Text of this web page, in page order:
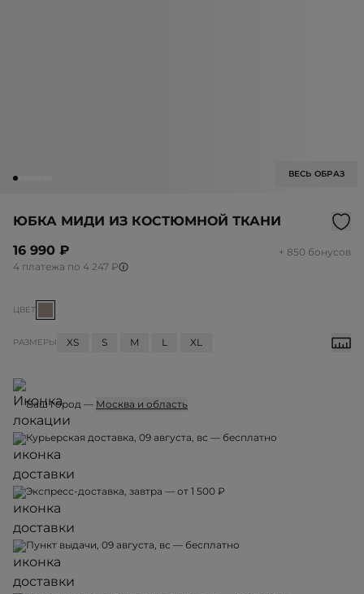
ВЕСЬ ОБРАЗ
ЮБКА МИДИ ИЗ КОСТЮМНОЙ ТКАНИ
16 990 ₽
+ 850 бонусов
4 платежа по 4 247 ₽
ЦВЕТ
РАЗМЕРЫ XS S M L XL
Ваш город — Москва и область
Курьерская доставка, 09 августа, вс — бесплатно
Экспресс-доставка, завтра — от 1 500 ₽
Пункт выдачи, 09 августа, вс — бесплатно